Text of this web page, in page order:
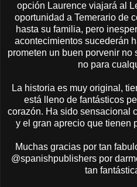
opción Laurence viajará al
oportunidad a Temerario de
hasta su familia, pero
acontecimientos sucederán
prometen un buen porvenir no
no para
La historia es muy original,
está lleno de fantásticos
corazón. Ha sido sensacional
y el gran aprecio que tienen
Muchas gracias por tan
@spanishpublishers por
tan